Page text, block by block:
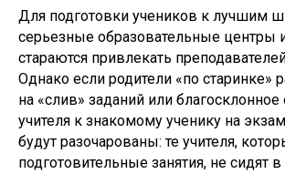
Для подготовки учеников к лучшим
серьезные образовательные центры
стараются привлекать
Однако если родители «по старинке»
на «слив» заданий или
учителя к знакомому ученику на
будут разочарованы: те учителя,
подготовительные занятия, не сидят в